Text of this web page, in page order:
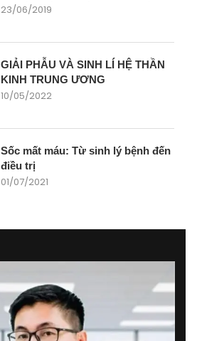
23/06/2019
GIẢI PHẪU VÀ SINH LÍ HỆ THẦN
KINH TRUNG ƯƠNG
10/05/2022
Sốc mất máu: Từ sinh lý bệnh đến
điều trị
01/07/2021